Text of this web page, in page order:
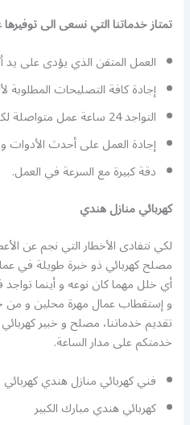
تمتاز خدماتنا التي نسعى الى
العمل المتقن الذي يؤدى على يد
إجادة كافة التصليحات المطلوبة
التواجد 24 ساعة عمل متواصلة لكي نلبي أي خدمة قد تحتاجونها.
إجادة العمل على أحدث الأدوات
دقة كبيرة مع السرعة في العمل.
كهربائي منازل هندي
لكي نتفادى الأخطار التي نجم عن
مصلح كهربائي ذو خبرة طويلة في
أي خلل مهما كان نوعه و أينما
و إستقطاب عمال مهرة محلين و من
تقديم خدماتنا، مصلح و خبير
خدمتكم على مدار الساعة.
فني كهربائي منازل هندي كهربائي
كهربائي هندي مبارك الكبير